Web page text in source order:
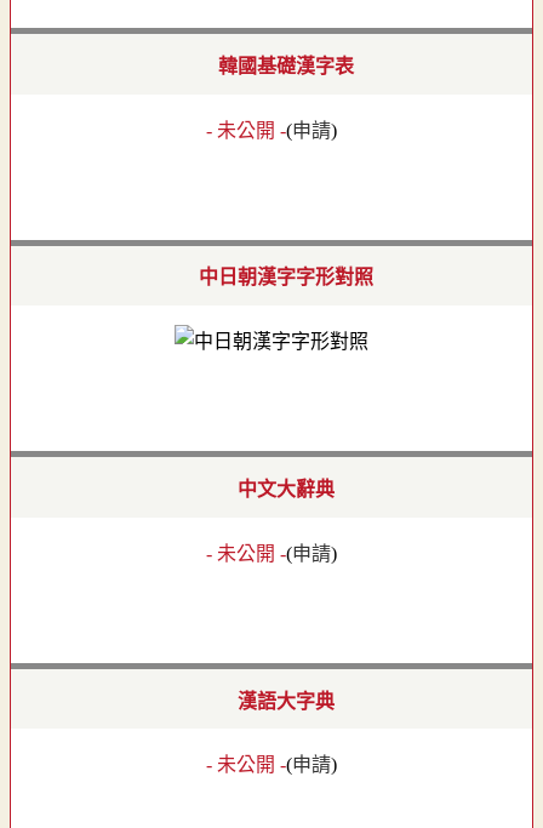
韓國基礎漢字表
- 未公開 -(申請)
中日朝漢字字形對照
中文大辭典
- 未公開 -(申請)
漢語大字典
- 未公開 -(申請)